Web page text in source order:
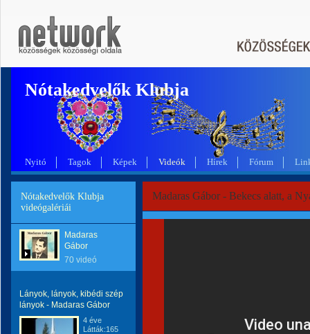
Nótakedvelők Klubja
Nyitó Tagok Képek Videók Hírek Fórum
Nótakedvelők Klubja
videógalériái
Madaras
Gábor
70 videó
Lányok, lányok, kibédi szép
lányok - Madaras Gábor
4 éve
Látták:165
Madaras Gábor - Bekecs alatt, a